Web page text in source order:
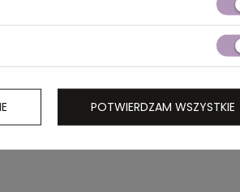
POTWIERDZAM WSZYSTKIE